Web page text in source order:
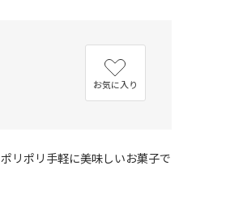
お気に入り
リポリ手軽に美味しいお菓子で